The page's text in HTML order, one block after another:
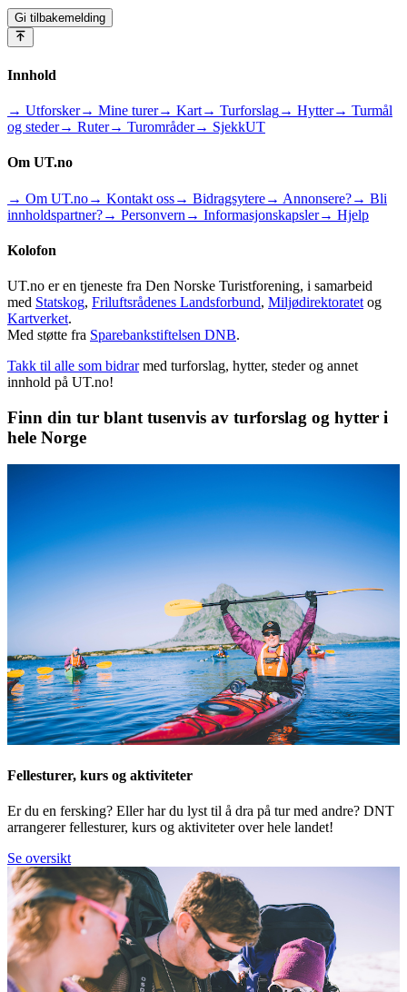
Gi tilbakemelding
Innhold
→ Utforsker→ Mine turer→ Kart→ Turforslag→ Hytter→ Turmål
og steder→ Ruter→ Turområder→ SjekkUT
Om UT.no
→ Om UT.no→ Kontakt oss→ Bidragsytere→ Annonsere?→ Bli
innholdspartner?→ Personvern → Informasjonskapsler→ Hjelp
Kolofon
UT.no er en tjeneste fra Den Norske Turistforening, i samarbeid
med Statskog, Friluftsrådenes Landsforbund, Miljødirektoratet og
Kartverket.
Med støtte fra Sparebankstiftelsen DNB.
Takk til alle som bidrar med turforslag, hytter, steder og annet
innhold på UT.no!
Finn din tur blant tusenvis av turforslag og hytter i
hele Norge
Fellesturer, kurs og aktiviteter
Er du en fersking? Eller har du lyst til å dra på tur med andre? DNT
arrangerer fellesturer, kurs og aktiviteter over hele landet!
Se oversikt